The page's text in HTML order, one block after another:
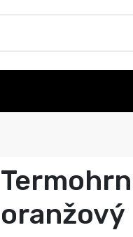
oranžový